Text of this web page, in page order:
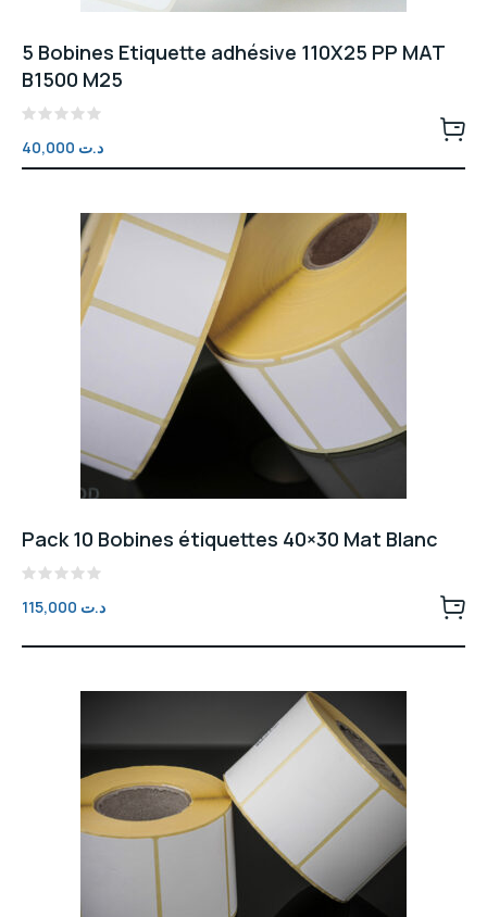
5 Bobines Etiquette adhésive 110X25 PP MAT
B1500 M25
0
sur
د.ت
Pack 10 Bobines étiquettes 40×30 Mat Blanc
0
5
د.ت